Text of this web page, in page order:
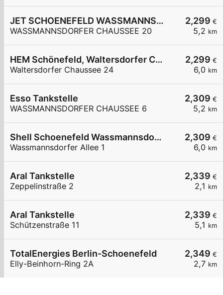
2,299 €
5,2 km
JET SCHOENEFELD WASSMANNSDORFER CHAUSSEE 20
WASSMANNSDORFER CHAUSSEE 20
2,299 €
6,0 km
HEM Schönefeld, Waltersdorfer Chaussee
Waltersdorfer Chaussee 24
2,309 €
5,2 km
Esso Tankstelle
WASSMANNSDORFER CHAUSSEE 6
2,309 €
6,0 km
Shell Schoenefeld Wassmannsdorfer Allee 1
Wassmannsdorfer Allee 1
2,339 €
2,1 km
Aral Tankstelle
Zeppelinstraße 2
2,339 €
5,1 km
Aral Tankstelle
Schützenstraße 11
2,349 €
2,7 km
TotalEnergies Berlin-Schoenefeld
Elly-Beinhorn-Ring 2A